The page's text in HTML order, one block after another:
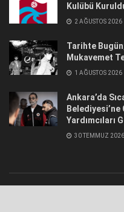
Kulübü
2 AĞUSTOS 2026
Tarihte
Mukavemet
1 AĞUSTOS 2026
Ankara’da
Yardımcıları
30 TEMMUZ 2026